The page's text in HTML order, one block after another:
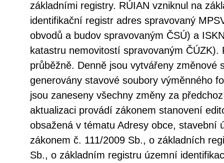
základními registry. RÚIAN vzniknul na
identifikační registr adres spravovaný
obvodů a budov spravovaným ČSÚ) a
katastru nemovitostí spravovaným ČÚZK).
průběžně. Denně jsou vytvářeny změnové
generovány stavové soubory výměnného
jsou zaneseny všechny změny za
aktualizaci provádí zákonem stanovení
obsažená v tématu Adresy obce, stavební
zákonem č. 111/2009 Sb., o základních
Sb., o základním registru územní